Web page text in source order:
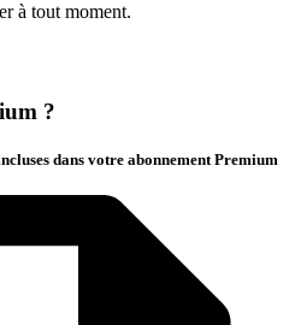
à tout moment.
?
dans votre abonnement Premium